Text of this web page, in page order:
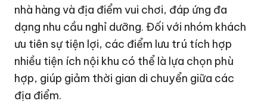
nhà hàng và địa điểm vui chơi, đáp ứng đa
dạng nhu cầu nghỉ dưỡng. Đối với nhóm khách
ưu tiên sự tiện lợi, các điểm lưu trú tích hợp
nhiều tiện ích nội khu có thể là lựa chọn phù
hợp, giúp giảm thời gian di chuyển giữa các
địa điểm.